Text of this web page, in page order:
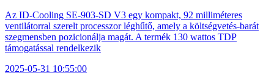
Az ID-Cooling SE-903-SD V3 egy kompakt, 92 milliméteres
ventilátorral szerelt processzor léghűtő, amely a költségvetés-barát
szegmensben pozicionálja magát. A termék 130 wattos TDP
támogatással rendelkezik
2025-05-31 10:55:00